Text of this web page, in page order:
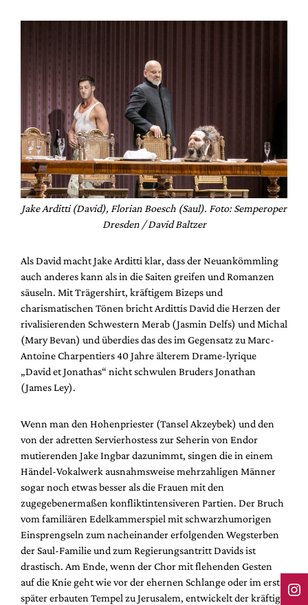
Jake Arditti (David), Florian Boesch (Saul). Foto: Semperoper
Dresden / David Baltzer
Als David macht Jake Arditti klar, dass der Neuankömmling
auch anderes kann als in die Saiten greifen und Romanzen
säuseln. Mit Trägershirt, kräftigem Bizeps und
charismatischen Tönen bricht Ardittis David die Herzen der
rivalisierenden Schwestern Merab (Jasmin Delfs) und Michal
(Mary Bevan) und überdies das des im Gegensatz zu Marc-
Antoine Charpentiers 40 Jahre älterem Drame-lyrique
„David et Jonathas“ nicht schwulen Bruders Jonathan
(James Ley).
Wenn man den Hohenpriester (Tansel Akzeybek) und den
von der adretten Servierhostess zur Seherin von Endor
mutierenden Jake Ingbar dazunimmt, singen die in einem
Händel-Vokalwerk ausnahmsweise mehrzahligen Männer
sogar noch etwas besser als die Frauen mit den
zugegebenermaßen konfliktintensiveren Partien. Der Bruch
vom familiären Edelkammerspiel mit schwarzhumorigen
Einsprengseln zum nacheinander erfolgenden Wegsterben
der Saul-Familie und zum Regierungsantritt Davids ist
drastisch. Am Ende, wenn der Chor mit flehenden Gesten
auf die Knie geht wie vor der ehernen Schlange oder im erst
später erbauten Tempel zu Jerusalem, entwickelt der kräftig